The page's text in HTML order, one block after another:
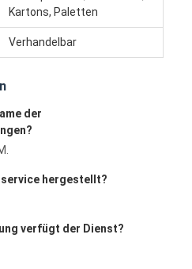
Kartons, Paletten
Verhandelbar
der
hergestellt?
verfügt der Dienst?